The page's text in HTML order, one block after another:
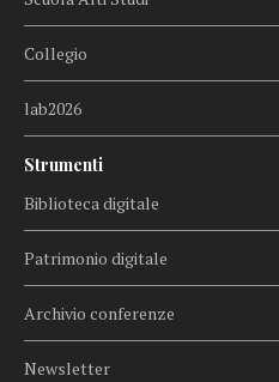
Collegio
lab2026
Strumenti
Biblioteca digitale
Patrimonio digitale
Archivio conferenze
Newsletter